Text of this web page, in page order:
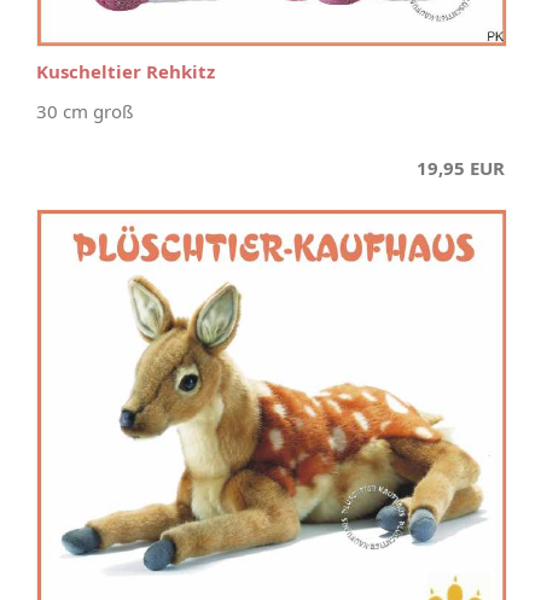
Kuscheltier Rehkitz
30 cm groß
19,95 EUR